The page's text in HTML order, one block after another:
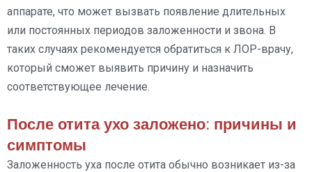
аппарате, что может вызвать появление длительных
или постоянных периодов заложенности и звона. В
таких случаях рекомендуется обратиться к ЛОР-врачу,
который сможет выявить причину и назначить
соответствующее лечение.
После отита ухо заложено: причины и
симптомы
Заложенность уха после отита обычно возникает из-за